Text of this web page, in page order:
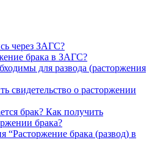
через ЗАГС?
брака в ЗАГС?
для развода (расторжения
свидетельство о расторжении
брак? Как получить
брака?
“Расторжение брака (развод) в